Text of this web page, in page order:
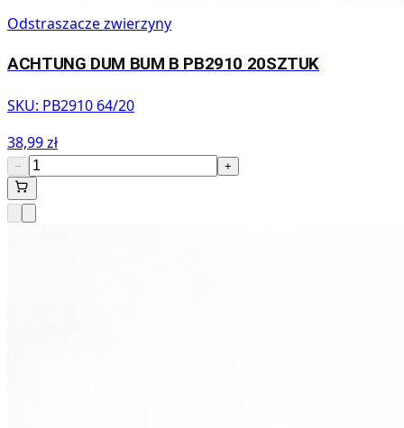
Odstraszacze zwierzyny
ACHTUNG DUM BUM B PB2910 20SZTUK
SKU: PB2910 64/20
38,99 zł
− +